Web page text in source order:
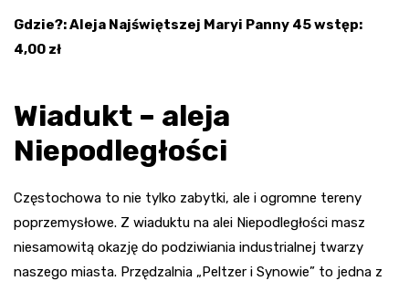
Gdzie?: Aleja Najświętszej Maryi Panny 45 wstęp:
4,00 zł
Wiadukt – aleja
Niepodległości
Częstochowa to nie tylko zabytki, ale i ogromne tereny
poprzemysłowe. Z wiaduktu na alei Niepodległości masz
niesamowitą okazję do podziwiania industrialnej twarzy
naszego miasta. Przędzalnia „Peltzer i Synowie” to jedna z